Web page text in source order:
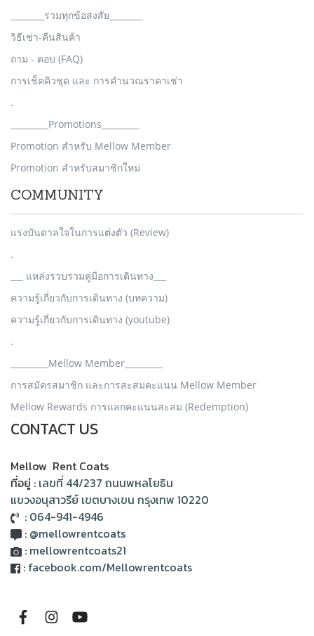
________รวมทุกข้อสงสัย________
วิธีเช่า-คืนสินค้า
ถาม - ตอบ (FAQ)
การเช็คคิวชุด และ การคำนวณราคาเช่า
.
_________Promotions_________
Promotion สำหรับ Mellow Member
Promotion สำหรับสมาชิกใหม่
COMMUNITY
แรงบันดาลใจในการแต่งตัว (Review)
.
___ แหล่งรวบรวมคู่มือการเดินทาง___
ความรู้เกี่ยวกับการเดินทาง (บทความ)
ความรู้เกี่ยวกับการเดินทาง (youtube)
.
_________Mellow Member_________
การสมัครสมาชิก และการสะสมคะแนน Mellow Member
Mellow Rewards การแลกคะแนนสะสม (Redemption)
CONTACT US
Mellow Rent Coats
ที่อยู่ : เลขที่ 44/237 ถนนพหลโยธิน
แขวงอนุสาวรีย์ เขตบางเขน กรุงเทพ 10220
: 064-941-4946
: @mellowrentcoats
: mellowrentcoats21
: facebook.com/Mellowrentcoats